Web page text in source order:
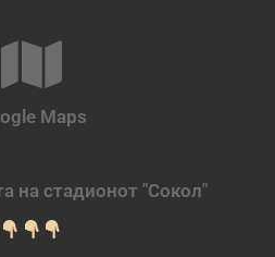
Maps
на стадионот "Сокол"